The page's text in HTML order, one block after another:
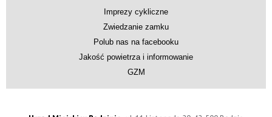
Imprezy cykliczne
Zwiedzanie zamku
Polub nas na facebooku
Jakość powietrza i informowanie
GZM